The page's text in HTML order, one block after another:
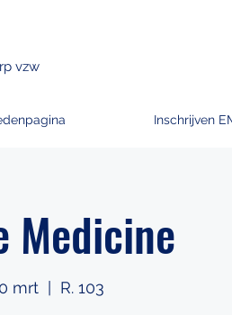
vzw
Inschrijven
Medicine
mrt
  |
R. 103